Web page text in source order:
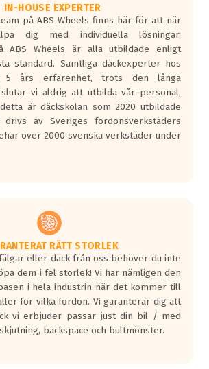
A till F. Där A påvisar
och F är den
delas ut för
lastbilar.
ett test där däcken
en väg där det ligger
skillnaden på
50km/h brukar
överträffa
kommer det finnas
med vågar. Hög
med svarta vågor
påvisar om det är
IN-HOUSE EXPERTER
på ABS Wheels finns här för att när
dig med individuella lösningar.
ABS Wheels är alla utbildade enligt
standard. Samtliga däckexperter hos
års erfarenhet, trots den långa
vi aldrig att utbilda vår personal,
är däckskolan som 2020 utbildade
drivs av Sveriges fordonsverkstäders
över 2000 svenska verkstäder under
RÄTT STORLEK
eller däck från oss behöver du inte
dem i fel storlek! Vi har nämligen den
i hela industrin när det kommer till
för vilka fordon. Vi garanterar dig att
vi erbjuder passar just din bil / med
backspace och bultmönster.